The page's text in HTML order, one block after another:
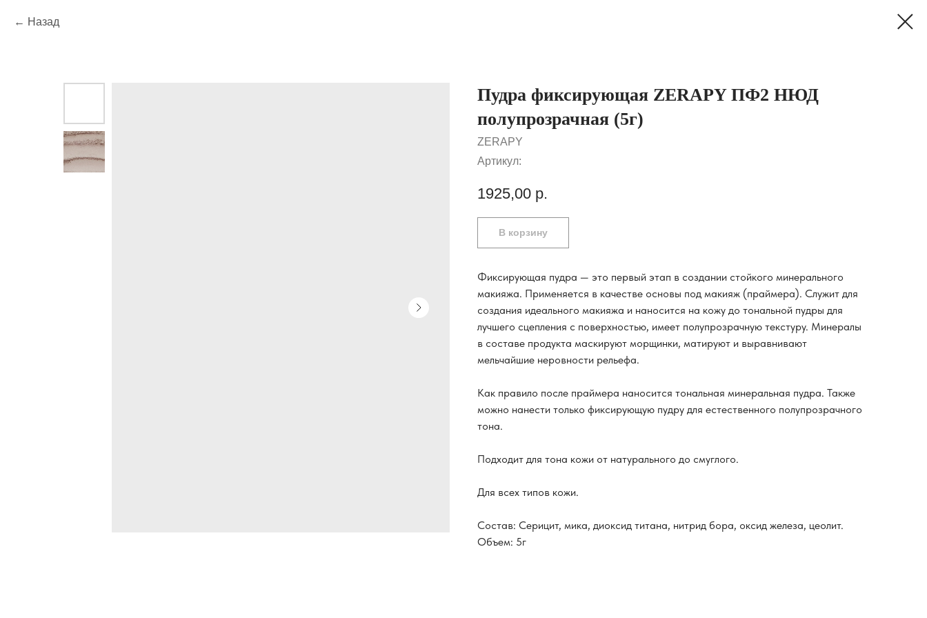
Назад
Пудра фиксирующая ZERAPY ПФ2 НЮД
полупрозрачная (5г)
ZERAPY
Артикул:
1925,00 р.
В корзину
Фиксирующая пудра — это первый этап в создании стойкого минерального
макияжа. Применяется в качестве основы под макияж (праймера). Служит для
создания идеального макияжа и наносится на кожу до тональной пудры для
лучшего сцепления с поверхностью, имеет полупрозрачную текстуру. Минералы
в составе продукта маскируют морщинки, матируют и выравнивают
мельчайшие неровности рельефа.
Как правило после праймера наносится тональная минеральная пудра. Также
можно нанести только фиксирующую пудру для естественного полупрозрачного
тона.
Подходит для тона кожи от натурального до смуглого.
Для всех типов кожи.
Состав: Серицит, мика, диоксид титана, нитрид бора, оксид железа, цеолит.
Объем: 5г